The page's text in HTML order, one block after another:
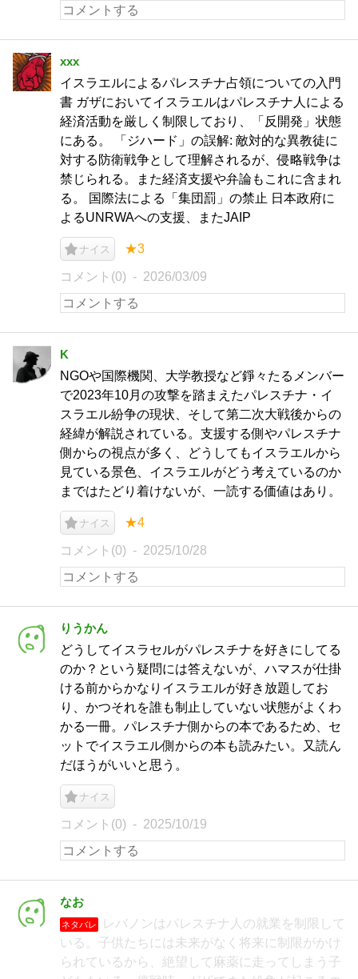
xxx
イスラエルによるパレスチナ占領についての入門
書 ガザにおいてイスラエルはパレスチナ人による
経済活動を厳しく制限しており、「反開発」状態
にある。 「ジハード」の誤解: 敵対的な異教徒に
対する防衛戦争として理解されるが、侵略戦争は
禁じられる。また経済支援や弁論もこれに含まれ
る。 国際法による「集団罰」の禁止 日本政府に
よるUNRWAへの支援、またJAIP
ナイス ★3
コメント(0) 2026/03/09
K
NGOや国際機関、大学教授など錚々たるメンバー
で2023年10月の攻撃を踏まえたパレスチナ・イ
スラエル紛争の現状、そして第二次大戦後からの
経緯が解説されている。支援する側やパレスチナ
側からの視点が多く、どうしてもイスラエルから
見ている景色、イスラエルがどう考えているのか
まではたどり着けないが、一読する価値はあり。
ナイス ★4
コメント(0) 2025/10/28
りうかん
どうしてイスラセルがパレスチナを好きにしてる
のか？という疑問には答えないが、ハマスが仕掛
ける前からかなりイスラエルが好き放題してお
り、かつそれを誰も制止していない状態がよくわ
かる一冊。パレスチナ側からの本であるため、セ
ットでイスラエル側からの本も読みたい。又読ん
だほうがいいと思う。
ナイス
コメント(0) 2025/10/19
なお
ネタバレ
レバノンはパレスチナ人の就業を制限して
いる。子供たちには未来がなく将来に制限がかけ
られているから、絶望して麻薬に走ってしまう子